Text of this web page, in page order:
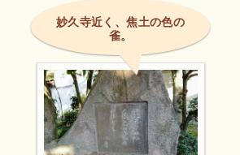
妙久寺近く、焦土の色の
雀。